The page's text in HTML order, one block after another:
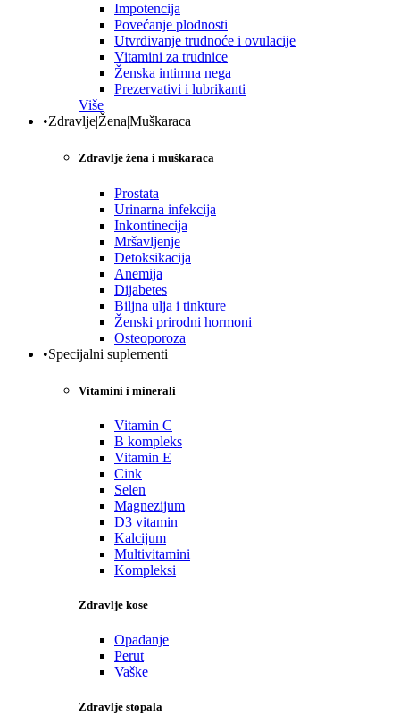
Impotencija
Povećanje plodnosti
Utvrđivanje trudnoće i ovulacije
Vitamini za trudnice
Ženska intimna nega
Prezervativi i lubrikanti
Više
•Zdravlje|Žena|Muškaraca
Zdravlje žena i muškaraca
Prostata
Urinarna infekcija
Inkontinecija
Mršavljenje
Detoksikacija
Anemija
Dijabetes
Biljna ulja i tinkture
Ženski prirodni hormoni
Osteoporoza
•Specijalni suplementi
Vitamini i minerali
Vitamin C
B kompleks
Vitamin E
Cink
Selen
Magnezijum
D3 vitamin
Kalcijum
Multivitamini
Kompleksi
Zdravlje kose
Opadanje
Perut
Vaške
Zdravlje stopala